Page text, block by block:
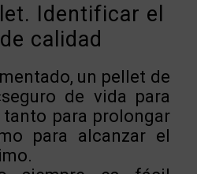
Identificar el
calidad
un pellet de
de vida para
tanto para prolongar
para alcanzar el